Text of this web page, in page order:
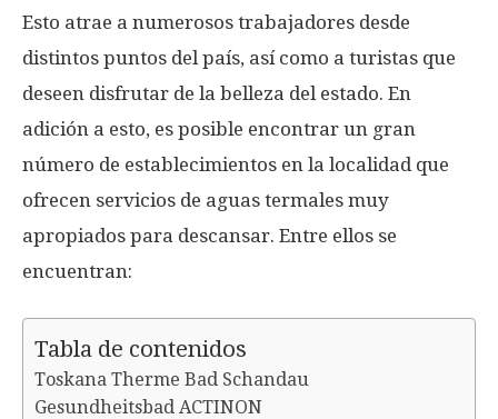
Esto atrae a numerosos trabajadores desde
distintos puntos del país, así como a turistas que
deseen disfrutar de la belleza del estado. En
adición a esto, es posible encontrar un gran
número de establecimientos en la localidad que
ofrecen servicios de aguas termales muy
apropiados para descansar. Entre ellos se
encuentran:
Tabla de contenidos
Toskana Therme Bad Schandau
Gesundheitsbad ACTINON